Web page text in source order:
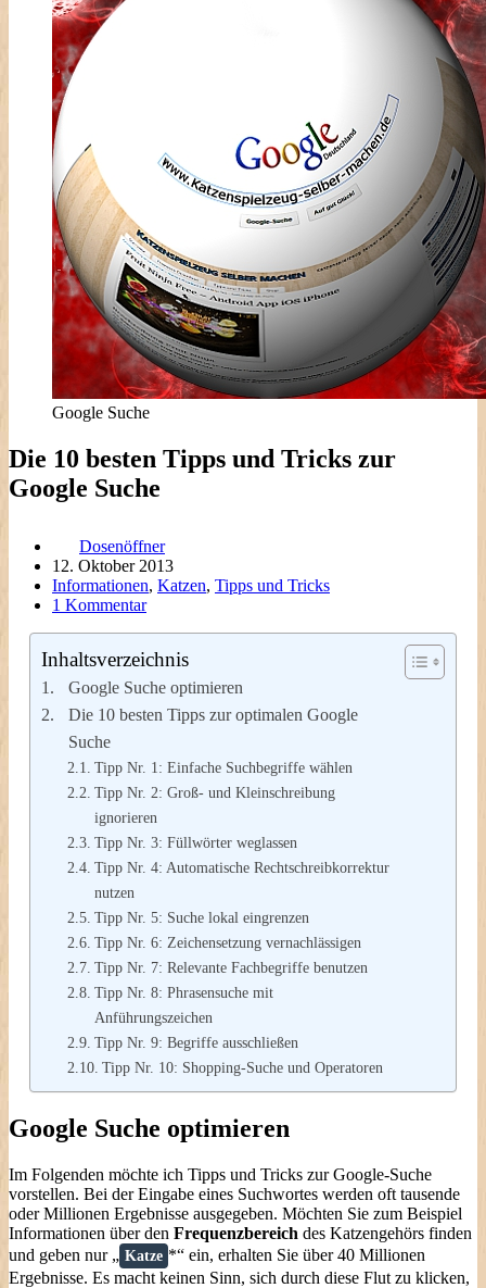
Google Suche
Die 10 besten Tipps und Tricks zur
Google Suche
Dosenöffner
12. Oktober 2013
Informationen, Katzen, Tipps und Tricks
1 Kommentar
Inhaltsverzeichnis
Google Suche optimieren
Die 10 besten Tipps zur optimalen Google
Suche
Tipp Nr. 1: Einfache Suchbegriffe wählen
Tipp Nr. 2: Groß- und Kleinschreibung
ignorieren
Tipp Nr. 3: Füllwörter weglassen
Tipp Nr. 4: Automatische Rechtschreibkorrektur
nutzen
Tipp Nr. 5: Suche lokal eingrenzen
Tipp Nr. 6: Zeichensetzung vernachlässigen
Tipp Nr. 7: Relevante Fachbegriffe benutzen
Tipp Nr. 8: Phrasensuche mit
Anführungszeichen
Tipp Nr. 9: Begriffe ausschließen
Tipp Nr. 10: Shopping-Suche und Operatoren
Google Suche optimieren
Im Folgenden möchte ich Tipps und Tricks zur Google-Suche
vorstellen. Bei der Eingabe eines Suchwortes werden oft tausende
oder Millionen Ergebnisse ausgegeben. Möchten Sie zum Beispiel
Informationen über den Frequenzbereich des Katzengehörs finden
und geben nur „ Katze *“ ein, erhalten Sie über 40 Millionen
Ergebnisse. Es macht keinen Sinn, sich durch diese Flut zu klicken,